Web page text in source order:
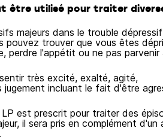
être utilisé pour traiter
majeurs dans le trouble
trouver que vous êtes
perdre l'appétit ou ne pas parvenir
très excité, exalté, agité,
incluant le fait d'être
LP est prescrit pour traiter des
il sera pris en complément d'un